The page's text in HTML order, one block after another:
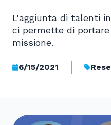
L'aggiunta di talenti
ci permette di
missione.
6/15/2021